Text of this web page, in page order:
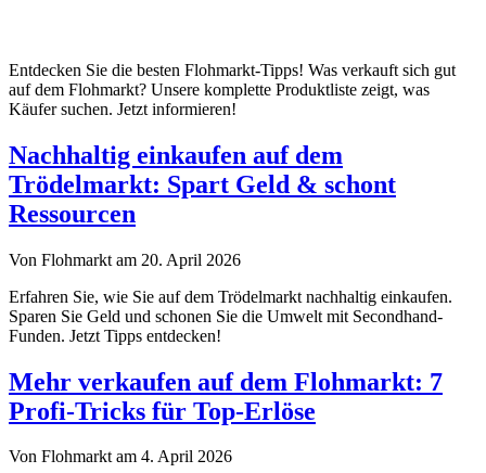
Entdecken Sie die besten Flohmarkt-Tipps! Was verkauft sich gut
auf dem Flohmarkt? Unsere komplette Produktliste zeigt, was
Käufer suchen. Jetzt informieren!
Nachhaltig einkaufen auf dem
Trödelmarkt: Spart Geld & schont
Ressourcen
Von Flohmarkt am 20. April 2026
Erfahren Sie, wie Sie auf dem Trödelmarkt nachhaltig einkaufen.
Sparen Sie Geld und schonen Sie die Umwelt mit Secondhand-
Funden. Jetzt Tipps entdecken!
Mehr verkaufen auf dem Flohmarkt: 7
Profi-Tricks für Top-Erlöse
Von Flohmarkt am 4. April 2026